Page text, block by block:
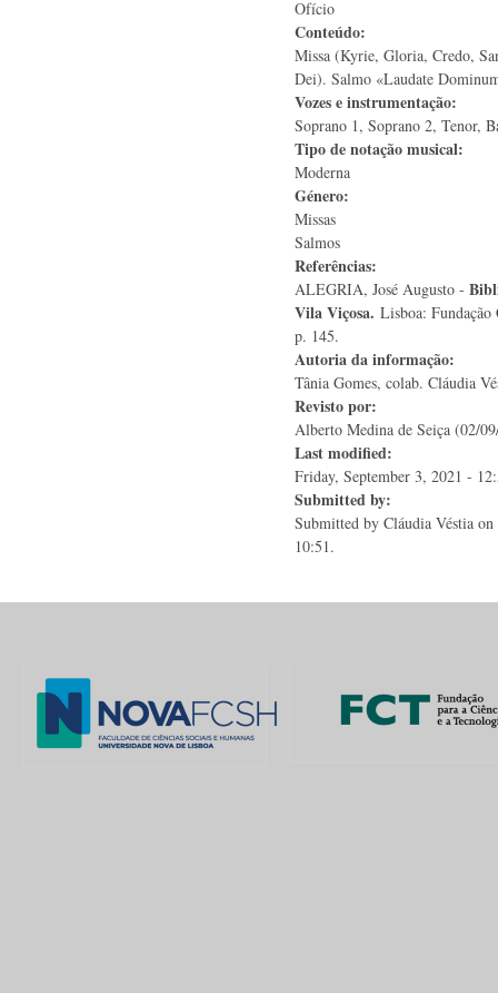
Ofício
Conteúdo:
Missa (Kyrie, Gloria, Credo,
Dei). Salmo «Laudate
Vozes e instrumentação:
Soprano 1, Soprano 2, Tenor,
Tipo de notação musical:
Moderna
Género:
Missas
Salmos
Referências:
ALEGRIA, José Augusto -
Vila Viçosa. Lisboa:
p. 145.
Autoria da informação:
Tânia Gomes, colab. Cláudia
Revisto por:
Alberto Medina de Seiça (02/
Last modified:
Friday, September 3, 2021 -
Submitted by:
Submitted by Cláudia Véstia on
10:51.